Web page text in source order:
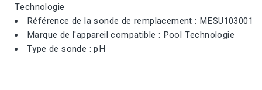
Technologie
Référence de la sonde de remplacement : MESU103001
Marque de l'appareil compatible : Pool Technologie
Type de sonde : pH